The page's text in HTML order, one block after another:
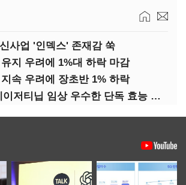
사업 '인덱스' 존재감 쑥
지 우려에 1%대 하락 마감
속 우려에 장초반 1% 하락
"유한양행, 레이저티닙 임상 우수한 단독 효능 입증"-대신